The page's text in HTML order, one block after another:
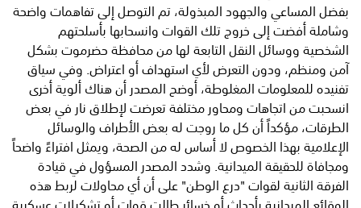
بفضل المساعي والجهود المبذولة، تم التوصل إلى تفاهمات واضحة
وشاملة أفضت إلى خروج تلك القوات وانسحابها بأسلحتهم
الشخصية ووسائل النقل التابعة لها من محافظة حضرموت بشكل
آمن ومنظم، ودون التعرض لأي استهداف أو اعتراض. ​وفي سياق
تفنيده للمعلومات المغلوطة، أوضح المصدر أن هناك ألوية أخرى
انسحبت من اتجاهات ومحاور مختلفة تعرضت لإطلاق نار في بعض
الطرقات، مؤكداً أن كل ما روجت له بعض الأطراف والوسائل
الإعلامية بهذا الخصوص لا أساس له من الصحة، ويمثل افتراءً واضحاً
ومجافاة للحقيقة الميدانية. ​وشدد المصدر المسؤول في قيادة
الفرقة الثانية لقوات "درع الوطن" على أن أي محاولات لربط هذه